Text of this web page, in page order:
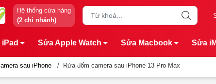
Hệ thống cửa hàng
(2 chi nhánh)
Sửa Apple Watch Sửa Macbook Sửa
sau iPhone / Rửa đốm camera sau iPhone 13 Pro Max